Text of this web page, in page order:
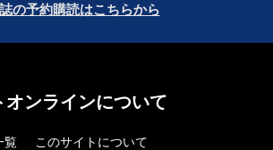
の予約購読はこちらから
オンラインについて
覧
このサイトについて